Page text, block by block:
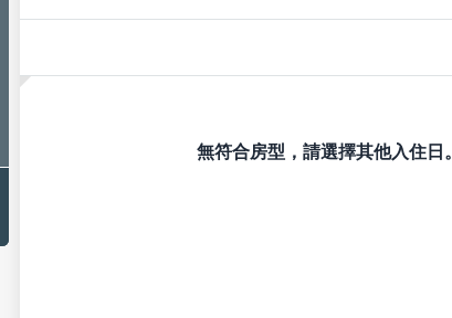
無符合房型，請選擇其他入住日。